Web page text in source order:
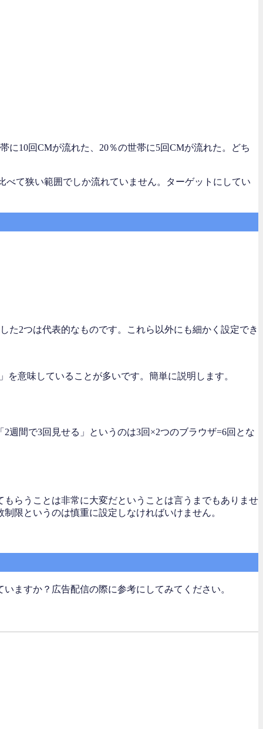
10回CMが流れた、20％の世帯に5回CMが流れた。どち
て狭い範囲でしか流れていません。ターゲットにしてい
た2つは代表的なものです。これら以外にも細かく設定でき
意味していることが多いです。簡単に説明します。
週間で3回見せる」というのは3回×2つのブラウザ=6回とな
らうことは非常に大変だということは言うまでもありませ
限というのは慎重に設定しなければいけません。
ますか？広告配信の際に参考にしてみてください。